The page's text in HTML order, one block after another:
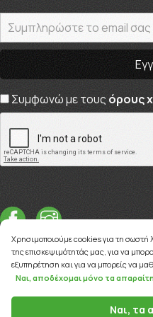
Συμφωνώ με τους όρους
Χρησιμοποιούμε cookies για τη σωστή
της επισκεψιμότητάς μας, για να
εξυπηρέτηση και για να μπορείς να
Ναι, αποδέχομαι μόνο τα
Ναι, τα